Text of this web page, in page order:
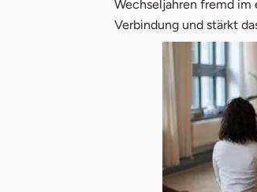
Wechseljahren fremd
Verbindung und stärkt